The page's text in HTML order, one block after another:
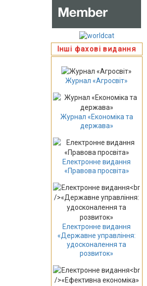
Інші фахові видання
Журнал «Агросвіт»
Журнал «Економіка та
держава»
Електронне видання
«Правова просвіта»
Електронне видання
«Державне управління:
удосконалення та
розвиток»